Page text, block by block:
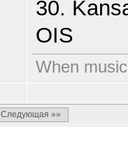
30.
OIS
When
Следующая »»